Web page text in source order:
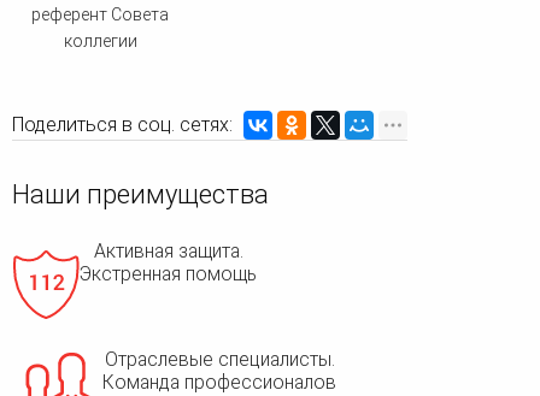
референт Совета
коллегии
Поделиться в соц. сетях:
Наши преимущества
Активная защита.
Экстренная помощь
Отраслевые специалисты.
Команда профессионалов